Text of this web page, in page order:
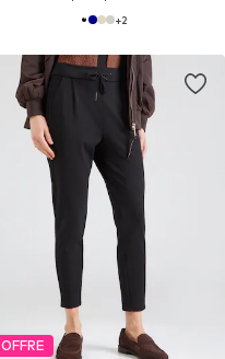
+2
OFFRE